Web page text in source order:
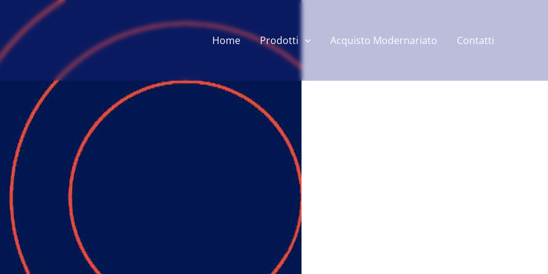
Home Prodotti Acquisto Modernariato Contatti